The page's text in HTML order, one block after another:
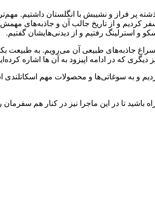
پر فراز و نشیبش با انگلستان
سفر کردیم و از تاریخ جالب آن و جاذبه‌های
استرلینگ رفتیم و از دیدنی‌هایشان گفتیم.
سراغ جاذبه‌های طبیعی آن می‌رویم. به طبیعت
دیگری که در ادامه اپیزود به آن ها اشاره
و به سوغاتی‌ها و محصولات مهم
باشید تا در این ماجرا نیز در کنار هم